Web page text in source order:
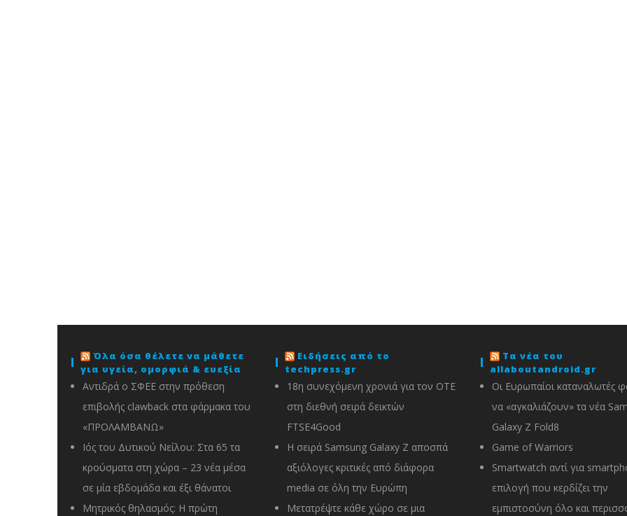
Όλα όσα θέλετε να μάθετε
για υγεία, ομορφιά & ευεξία
Αντιδρά ο ΣΦΕΕ στην πρόθεση
επιβολής clawback στα φάρμακα του
«ΠΡΟΛΑΜΒΑΝΩ»
Ιός του Δυτικού Νείλου: Στα 65 τα
κρούσματα στη χώρα – 23 νέα μέσα
σε μία εβδομάδα και έξι θάνατοι
Μητρικός θηλασμός: Η πρώτη
Ειδήσεις από το
techpress.gr
18η συνεχόμενη χρονιά για τον ΟΤΕ
στη διεθνή σειρά δεικτών
FTSE4Good
Η σειρά Samsung Galaxy Z αποσπά
αξιόλογες κριτικές από διάφορα
media σε όλη την Ευρώπη
Μετατρέψτε κάθε χώρο σε μια
Τα νέα του
allaboutandroid.gr
Οι Ευρωπαίοι καταναλωτές
να «αγκαλιάζουν» τα νέα
Galaxy Z Fold8
Game of Warriors
Smartwatch αντί για
επιλογή που κερδίζει την
εμπιστοσύνη όλο και